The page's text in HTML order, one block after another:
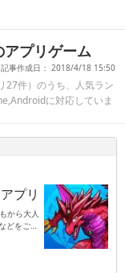
プリゲーム
記事作成日： 2018/4/18 15:50
27件）のうち、人気ラン
に対応していま
プリ
から大人
どをご紹